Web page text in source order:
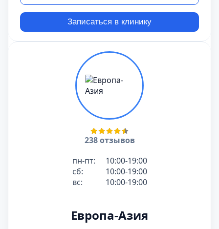
Записаться в клинику
238 отзывов
пн-пт:
10:00-19:00
сб:
10:00-19:00
вс:
10:00-19:00
Европа-Азия